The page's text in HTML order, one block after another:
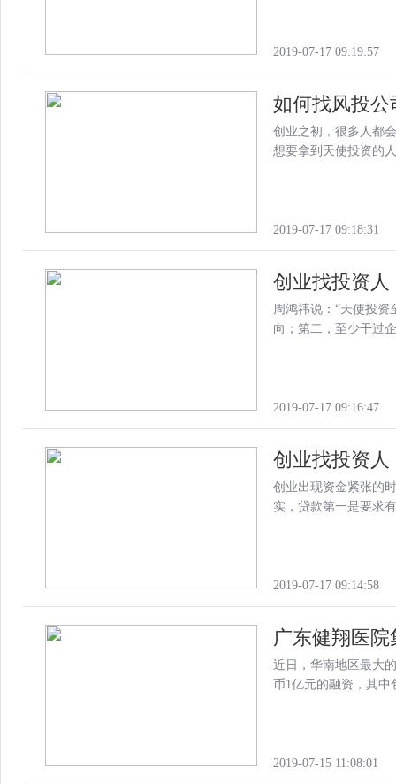
2019-07-17 09:19:57
如何找风投公
创业之初，很多人都
想要拿到天使投资的
2019-07-17 09:18:31
创业找投资人
周鸿祎说：“天使投
向；第二，至少干过
2019-07-17 09:16:47
创业找投资人
创业出现资金紧张的
实，贷款第一是要求
2019-07-17 09:14:58
广东健翔医
近日，华南地区最大
币1亿元的融资，其
2019-07-15 11:08:01